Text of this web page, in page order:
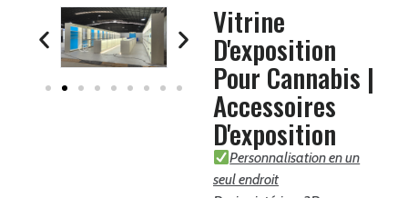
Vitrine
D'exposition
Pour Cannabis |
Accessoires
D'exposition
Personnalisation en un
seul endroit